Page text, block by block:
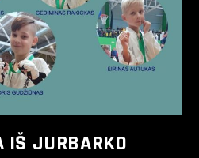
IŠ JURBARKO